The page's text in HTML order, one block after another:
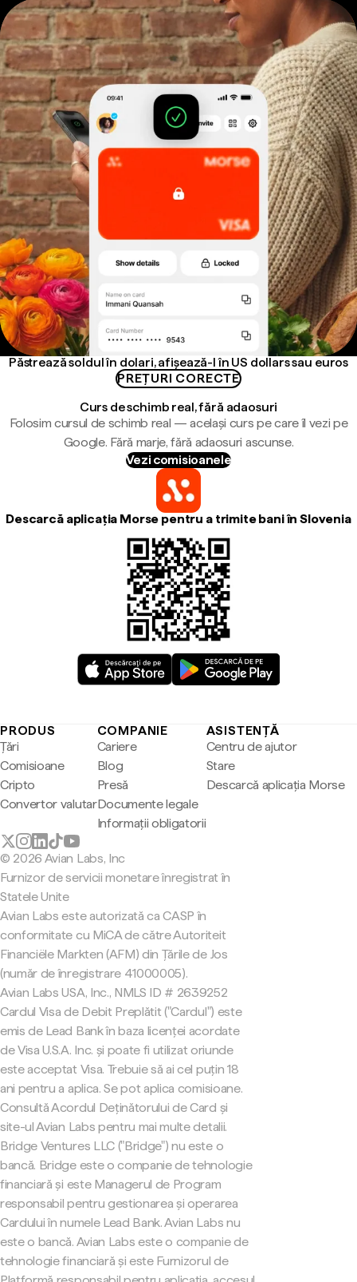
Păstrează soldul în dolari, afișează-l în US dollars sau euros
PREȚURI CORECTE
Curs de schimb real, fără adaosuri
Folosim cursul de schimb real — același curs pe care îl vezi pe
Google. Fără marje, fără adaosuri ascunse.
Vezi comisioanele
Descarcă aplicația Morse pentru a trimite bani în Slovenia
PRODUS
Țări
Comisioane
Cripto
Convertor valutar
COMPANIE
Cariere
Blog
Presă
Documente legale
Informații obligatorii
ASISTENȚĂ
Centru de ajutor
Stare
Descarcă aplicația Morse
© 2026 Avian Labs, Inc
Furnizor de servicii monetare înregistrat în
Statele Unite
Avian Labs este autorizată ca CASP în
conformitate cu MiCA de către Autoriteit
Financiële Markten (AFM) din Țările de Jos
(număr de înregistrare 41000005).
Avian Labs USA, Inc., NMLS ID # 2639252
Cardul Visa de Debit Preplătit ("Cardul") este
emis de Lead Bank în baza licenței acordate
de Visa U.S.A. Inc. și poate fi utilizat oriunde
este acceptat Visa. Trebuie să ai cel puțin 18
ani pentru a aplica. Se pot aplica comisioane.
Consultă Acordul Deținătorului de Card și
site-ul Avian Labs pentru mai multe detalii.
Bridge Ventures LLC ("Bridge") nu este o
bancă. Bridge este o companie de tehnologie
financiară și este Managerul de Program
responsabil pentru gestionarea și operarea
Cardului în numele Lead Bank. Avian Labs nu
este o bancă. Avian Labs este o companie de
tehnologie financiară și este Furnizorul de